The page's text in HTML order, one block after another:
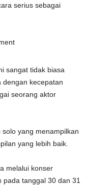
serius sebagai
sangat tidak biasa
dengan kecepatan
seorang aktor
yang menampilkan
yang lebih baik.
melalui konser
pada tanggal 30 dan 31